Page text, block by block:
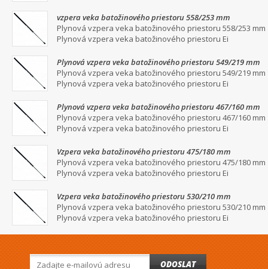
vzpera veka batožinového priestoru 558/253 mm
Plynová vzpera veka batožinového priestoru 558/253 mm
Plynová vzpera veka batožinového priestoru Ei
Plynová vzpera veka batožinového priestoru 549/219 mm
Plynová vzpera veka batožinového priestoru 549/219 mm
Plynová vzpera veka batožinového priestoru Ei
Plynová vzpera veka batožinového priestoru 467/160 mm
Plynová vzpera veka batožinového priestoru 467/160 mm
Plynová vzpera veka batožinového priestoru Ei
Vzpera veka batožinového priestoru 475/180 mm
Plynová vzpera veka batožinového priestoru 475/180 mm
Plynová vzpera veka batožinového priestoru Ei
Vzpera veka batožinového priestoru 530/210 mm
Plynová vzpera veka batožinového priestoru 530/210 mm
Plynová vzpera veka batožinového priestoru Ei
ODOSLAT